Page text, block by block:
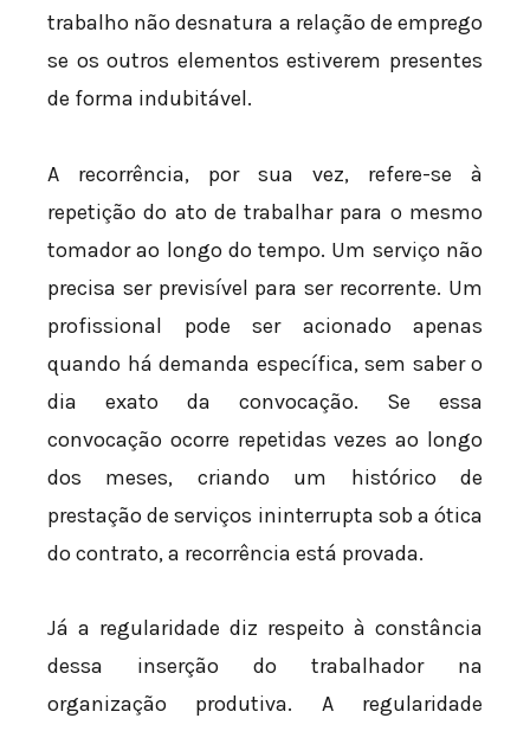
trabalho não desnatura a relação de emprego
se os outros elementos estiverem presentes
de forma indubitável.
A recorrência, por sua vez, refere-se à
repetição do ato de trabalhar para o mesmo
tomador ao longo do tempo. Um serviço não
precisa ser previsível para ser recorrente. Um
profissional pode ser acionado apenas
quando há demanda específica, sem saber o
dia exato da convocação. Se essa
convocação ocorre repetidas vezes ao longo
dos meses, criando um histórico de
prestação de serviços ininterrupta sob a ótica
do contrato, a recorrência está provada.
Já a regularidade diz respeito à constância
dessa inserção do trabalhador na
organização produtiva. A regularidade